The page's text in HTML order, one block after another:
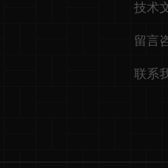
技术
留言
联系